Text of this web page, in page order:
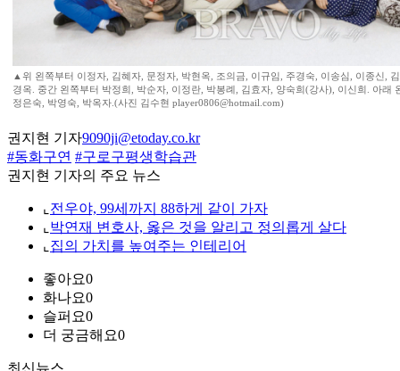
▲위 왼쪽부터 이정자, 김혜자, 문정자, 박현옥, 조의금, 이규임, 주경숙, 이송심, 이종신,
경옥. 중간 왼쪽부터 박정희, 박순자, 이정란, 박봉례, 김효자, 양숙희(강사), 이신희. 아래
정은숙, 박영숙, 박옥자.(사진 김수현 player0806@hotmail.com)
권지현 기자9090ji@etoday.co.kr
#동화구연 #구로구평생학습관
권지현 기자의 주요 뉴스
⌞ 전우야, 99세까지 88하게 같이 가자
⌞ 박연재 변호사, 옳은 것을 알리고 정의롭게 살다
⌞ 집의 가치를 높여주는 인테리어
좋아요0
화나요0
슬퍼요0
더 궁금해요0